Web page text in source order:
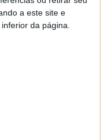
a este site e
da página.
ou tools escolhes
então janela aberta e
para colocares um